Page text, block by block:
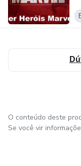
O conteúdo deste
Se você vir